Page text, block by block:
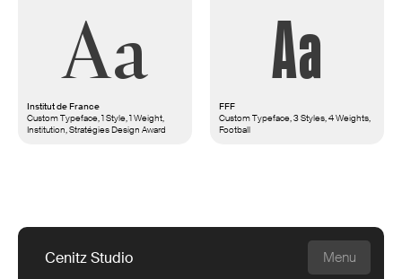
Cenitz Studio Menu
Aa
Institut de France
Custom Typeface, 1 Style, 1 Weight,
Institution, Stratégies Design Award
Aa
FFF
Custom Typeface, 3 Styles, 4 Weights,
Football